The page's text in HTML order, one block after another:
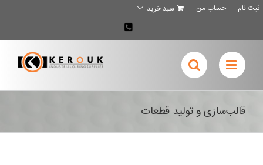
Skip
to
ثبت نام حساب من سبد خرید
02636707898
قالب‌سازی و تولید قطعات